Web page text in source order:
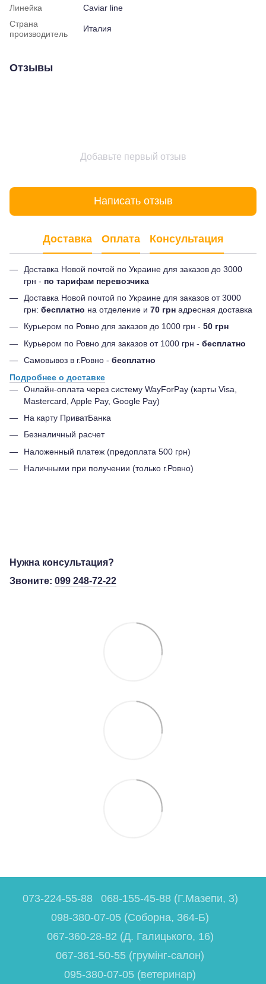
Линейка
Caviar line
Страна
производитель
Италия
Отзывы
Добавьте первый отзыв
Написать отзыв
Доставка Оплата Консультация
Доставка Новой почтой по Украине для заказов до 3000
грн - по тарифам перевозчика
Доставка Новой почтой по Украине для заказов от 3000
грн: бесплатно на отделение и 70 грн адресная доставка
Курьером по Ровно для заказов до 1000 грн - 50 грн
Курьером по Ровно для заказов от 1000 грн - бесплатно
Самовывоз в г.Ровно - бесплатно
Подробнее о доставке
Онлайн-оплата через систему WayForPay (карты Visa,
Mastercard, Apple Pay, Google Pay)
На карту ПриватБанка
Безналичный расчет
Наложенный платеж (предоплата 500 грн)
Наличными при получении (только г.Ровно)
Нужна консультация?
Звоните: 099 248-72-22
073-224-55-88
068-155-45-88 (Г.Мазепи, 3)
098-380-07-05 (Соборна, 364-Б)
067-360-28-82 (Д. Галицького, 16)
067-361-50-55 (грумінг-салон)
095-380-07-05 (ветеринар)